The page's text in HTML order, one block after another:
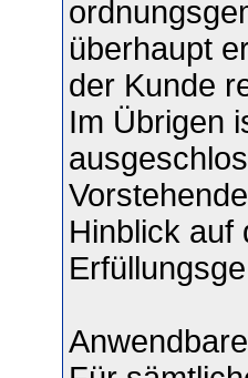
überhaupt
der Kunde
Im Übrigen
Hinblick auf